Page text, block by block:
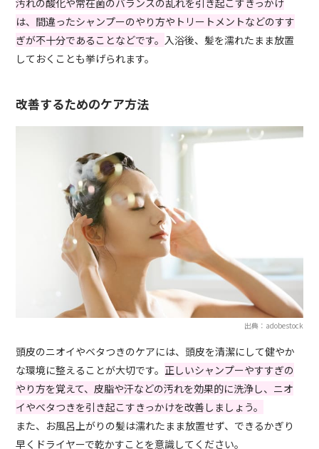
汚れの酸化や常在菌のバランスの乱れを引き起こすきっかけ
は、間違ったシャンプーのやり方やトリートメントなどのすす
ぎが不十分であることなどです。入浴後、髪を濡れたまま放置
しておくことも挙げられます。
改善するためのケア方法
出典：adobestock
頭皮のニオイやベタつきのケアには、頭皮を清潔にして健やか
な環境に整えることが大切です。 正しいシャンプーやすすぎの
やり方を覚えて、皮脂や汗などの汚れを効果的に洗浄し、ニオ
イやベタつきを引き起こすきっかけを改善しましょう。
また、お風呂上がりの髪は濡れたまま放置せず、できるかぎり
早くドライヤーで乾かすことを意識してください。